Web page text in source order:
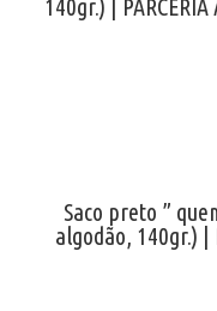
140gr.) | PARCERIA
Saco preto ”
algodão, 140gr.) |